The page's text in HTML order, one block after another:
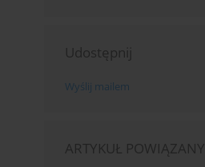
Udostępnij
Wyślij mailem
ARTYKUŁ POWIĄZANY